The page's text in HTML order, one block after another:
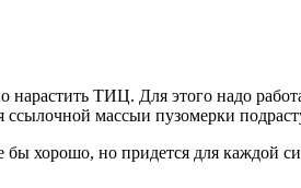
ТИЦ. Для этого надо
ссылочной массыи пузомерки
но придется для каждой